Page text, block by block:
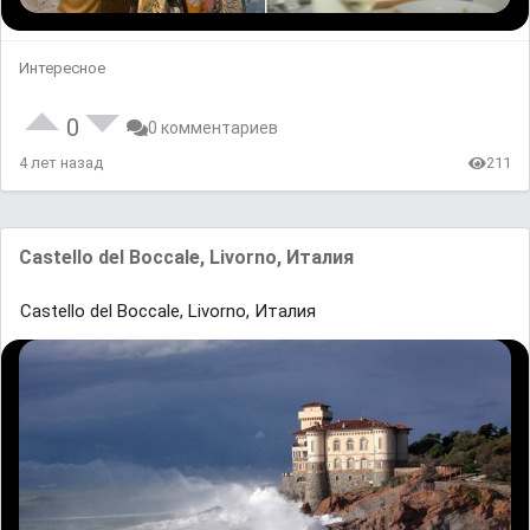
Интересное
0 0 комментариев
4 лет назад 211
Castello del Boccale, Livorno, Италия
Castello del Boccale, Livorno, Италия